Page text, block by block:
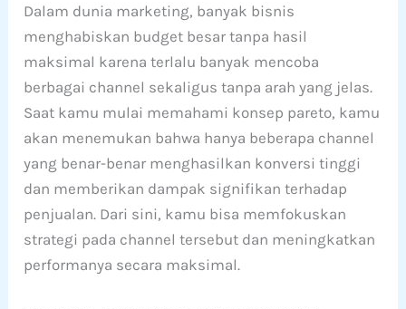
Dalam dunia marketing, banyak bisnis
menghabiskan budget besar tanpa hasil
maksimal karena terlalu banyak mencoba
berbagai channel sekaligus tanpa arah yang jelas.
Saat kamu mulai memahami konsep pareto, kamu
akan menemukan bahwa hanya beberapa channel
yang benar-benar menghasilkan konversi tinggi
dan memberikan dampak signifikan terhadap
penjualan. Dari sini, kamu bisa memfokuskan
strategi pada channel tersebut dan meningkatkan
performanya secara maksimal.